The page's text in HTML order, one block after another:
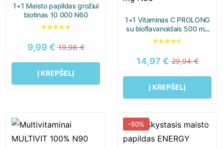
Senjorai
Vyrai
Guminukai
Minkštos kapsulės
Skystieji maisto papildai
1+1 Maisto papildas grožiui
biotinas 10 000 N60
19,98€
9,99 €
Į KREPŠELĮ
1+1 Vitaminas C PROLONG
su bioflavanoidais 500 mg
N90
29,94€
14,97 €
Į KREPŠELĮ
-50%